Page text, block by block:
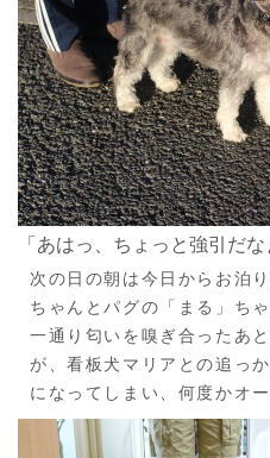
「あはっ、ちょっと強引だな
次の日の朝は今日からお泊
ちゃんとパグの「まる」ち
一通り匂いを嗅ぎ合ったあ
が、看板犬マリアとの追っ
になってしまい、何度かオ